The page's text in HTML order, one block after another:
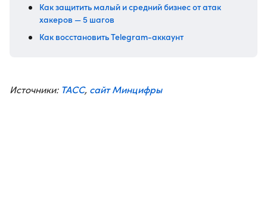
Как защитить малый и средний бизнес от атак
хакеров — 5 шагов
Как восстановить Telegram-аккаунт
Источники: ТАСС, сайт Минцифры